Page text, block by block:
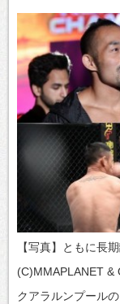
【写真】ともに長
(C)MMAPLANET &
クアラルンプール